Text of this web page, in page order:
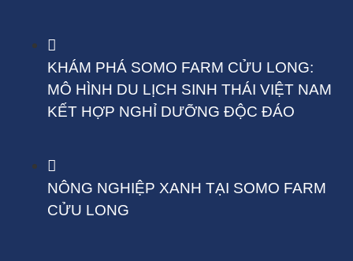
KHÁM PHÁ SOMO FARM CỬU LONG:
MÔ HÌNH DU LỊCH SINH THÁI VIỆT NAM
KẾT HỢP NGHỈ DƯỠNG ĐỘC ĐÁO
NÔNG NGHIỆP XANH TẠI SOMO FARM
CỬU LONG